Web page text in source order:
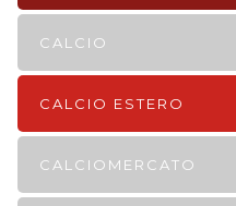
CALCIO
CALCIO ESTERO
CALCIOMERCATO